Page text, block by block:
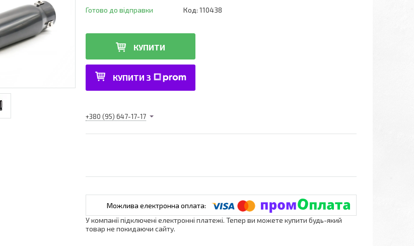
Готово до відправки Код: 110438
КУПИТИ
КУПИТИ З
+380 (95) 647-17-17
У компанії підключені електронні платежі. Тепер ви можете купити будь-який
товар не покидаючи сайту.